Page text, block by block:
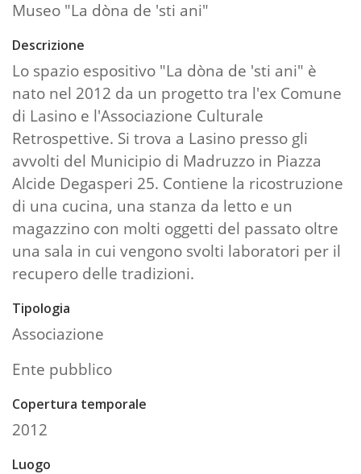
Museo "La dòna de 'sti ani"
Descrizione
Lo spazio espositivo "La dòna de 'sti ani" è
nato nel 2012 da un progetto tra l'ex Comune
di Lasino e l'Associazione Culturale
Retrospettive. Si trova a Lasino presso gli
avvolti del Municipio di Madruzzo in Piazza
Alcide Degasperi 25. Contiene la ricostruzione
di una cucina, una stanza da letto e un
magazzino con molti oggetti del passato oltre
una sala in cui vengono svolti laboratori per il
recupero delle tradizioni.
Tipologia
Associazione
Ente pubblico
Copertura temporale
2012
Luogo